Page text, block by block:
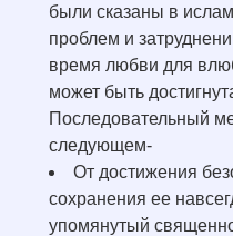
были сказаны в
проблем и
время любви для
может быть
Последовательный
следующем-
От достижения
сохранения ее
упомянутый